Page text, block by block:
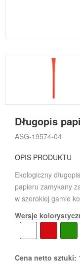
Długopis
ASG-19574-04
OPIS PRODUKTU
Ekologiczny
papieru zamykany
w szerokiej gamie
Wersje
Cena netto sztuki: